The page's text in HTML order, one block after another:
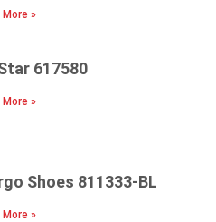
More »
617580
More »
Shoes 811333-BL
More »